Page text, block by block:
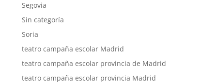
Segovia
Sin categoría
Soria
teatro campaña escolar Madrid
teatro campaña escolar provincia de Madrid
teatro campaña escolar provincia Madrid